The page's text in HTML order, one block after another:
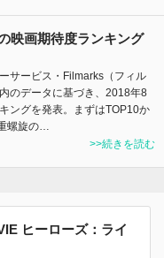
映画期待度ランキング
サービス・Filmarks（フィル
のデータに基づき、2018年8
ングを発表。まずはTOP10か
螺旋の…
>>続きを読む
ヒーローズ：ライ